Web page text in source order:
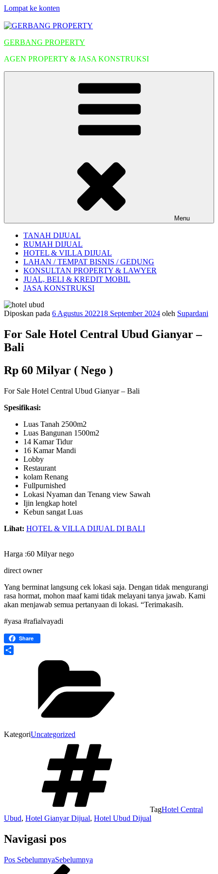
Lompat ke konten
GERBANG PROPERTY
AGEN PROPERTY & JASA KONSTRUKSI
Menu
TANAH DIJUAL
RUMAH DIJUAL
HOTEL & VILLA DIJUAL
LAHAN / TEMPAT BISNIS / GEDUNG
KONSULTAN PROPERTY & LAWYER
JUAL, BELI & KREDIT MOBIL
JASA KONSTRUKSI
Diposkan pada 6 Agustus 202218 September 2024 oleh Supardani
For Sale Hotel Central Ubud Gianyar –
Bali
Rp 60 Milyar ( Nego )
For Sale Hotel Central Ubud Gianyar – Bali
Spesifikasi:
Luas Tanah 2500m2
Luas Bangunan 1500m2
14 Kamar Tidur
16 Kamar Mandi
Lobby
Restaurant
kolam Renang
Fullpurnished
Lokasi Nyaman dan Tenang view Sawah
Ijin lengkap hotel
Kebun sangat Luas
Lihat: HOTEL & VILLA DIJUAL DI BALI
Harga :60 Milyar nego
direct owner
Yang berminat langsung cek lokasi saja. Dengan tidak mengurangi
rasa hormat, mohon maaf kami tidak melayani tanya jawab. Kami
akan menjawab semua pertanyaan di lokasi. “Terimakasih.
#yasa #rafialvayadi
Share
KategoriUncategorized
TagHotel Central
Ubud, Hotel Gianyar Dijual, Hotel Ubud Dijual
Navigasi pos
Pos SebelumnyaSebelumnya